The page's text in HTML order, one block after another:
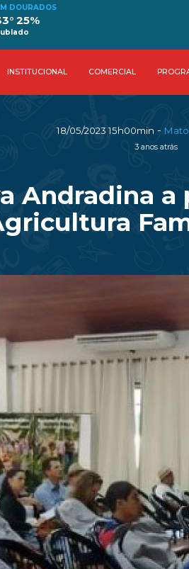
DOURADOS
25%
INSTITUCIONAL COMERCIAL
18/05/2023 15h00min -
3 anos atrás
Andradina